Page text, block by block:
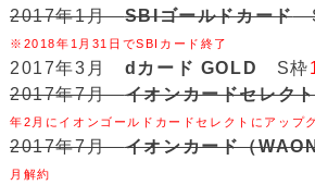
2017年1月SBIゴールドカード
※2018年1月31日でSBIカード終了
2017年3月 dカード GOLD S枠
2017年7月イオンカードセレクト
年2月にイオンゴールドカードセレクトにアップ
2017年7月イオンカード（
月解約